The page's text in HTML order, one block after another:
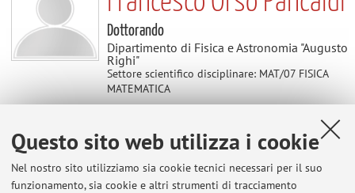
Questo sito web utilizza i cookie
Nel nostro sito utilizziamo sia cookie tecnici necessari per il suo
funzionamento, sia cookie e altri strumenti di tracciamento
Dottorando
Dipartimento di Fisica e Astronomia "Augusto
Righi"
Settore scientifico disciplinare: MAT/07 FISICA
MATEMATICA
Contatti
E-mail: francesco.pancaldi10@unibo.it